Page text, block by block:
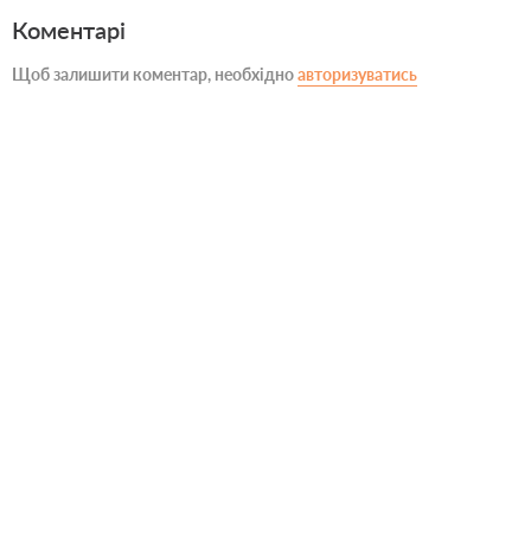
Коментарі
Щоб залишити коментар, необхідноавторизуватись